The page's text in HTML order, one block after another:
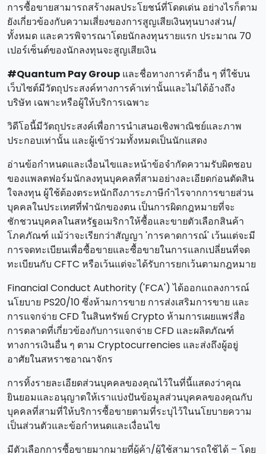
การซื้อขายสามารถสร้างผลประโยชน์ที่โดดเด่น อย่างไรก็ตาม
ยังเกี่ยวข้องกับความเสี่ยงของการสูญเสียเงินทุนบางส่วน/
ทั้งหมด และควรพิจารณาโดยนักลงทุนรายแรก ประมาณ 70
เปอร์เซ็นต์ของนักลงทุนจะสูญเสียเงิน
#Quantum Pay Group และชื่อทางการค้าอื่น ๆ ที่ใช้บน
เว็บไซต์มีวัตถุประสงค์ทางการค้าเท่านั้นและไม่ได้อ้างถึง
บริษัท เฉพาะหรือผู้ให้บริการเฉพาะ
วิดีโอนี้มีวัตถุประสงค์เพื่อการนําเสนอเชิงพาณิชย์และภาพ
ประกอบเท่านั้น และผู้เข้าร่วมทั้งหมดเป็นนักแสดง
อ่านข้อกําหนดและเงื่อนไขและหน้าข้อจํากัดความรับผิดชอบ
ของแพลตฟอร์มนักลงทุนบุคคลที่สามอย่างละเอียดก่อนตัดสิน
ใจลงทุน ผู้ใช้ต้องตระหนักถึงภาระภาษีกําไรจากการขายส่วน
บุคคลในประเทศที่พํานักของตน เป็นการผิดกฎหมายที่จะ
ชักชวนบุคคลในสหรัฐอเมริกาให้ซื้อและขายตัวเลือกสินค้า
โภคภัณฑ์ แม้ว่าจะเรียกว่าสัญญา 'การคาดการณ์' เว้นแต่จะมี
การจดทะเบียนเพื่อซื้อขายและซื้อขายในการแลกเปลี่ยนที่จด
ทะเบียนกับ CFTC หรือเว้นแต่จะได้รับการยกเว้นตามกฎหมาย
Financial Conduct Authority ('FCA') ได้ออกแถลงการณ์
นโยบาย PS20/10 ซึ่งห้ามการขาย การส่งเสริมการขาย และ
การแจกจ่าย CFD ในสินทรัพย์ Crypto ห้ามการเผยแพร่สื่อ
การตลาดที่เกี่ยวข้องกับการแจกจ่าย CFD และผลิตภัณฑ์
ทางการเงินอื่น ๆ ตาม Cryptocurrencies และส่งถึงผู้อยู่
อาศัยในสหราชอาณาจักร
การทิ้งรายละเอียดส่วนบุคคลของคุณไว้ในที่นี้แสดงว่าคุณ
ยินยอมและอนุญาตให้เราแบ่งปันข้อมูลส่วนบุคคลของคุณกับ
บุคคลที่สามที่ให้บริการซื้อขายตามที่ระบุไว้ในนโยบายความ
เป็นส่วนตัวและข้อกําหนดและเงื่อนไข
มีตัวเลือกการซื้อขายมากมายที่ผู้ค้า/ผู้ใช้สามารถใช้ได้ – โดย